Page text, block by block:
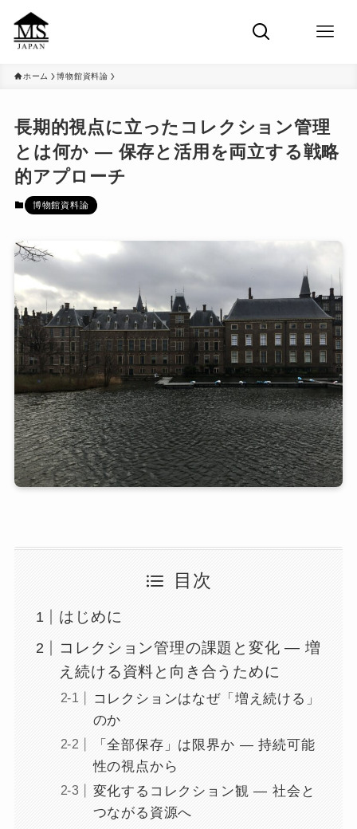
ホーム 博物館資料論
長期的視点に立ったコレクション管理
とは何か ― 保存と活用を両立する戦略
的アプローチ
博物館資料論
目次
はじめに
コレクション管理の課題と変化 ― 増
え続ける資料と向き合うために
コレクションはなぜ「増え続ける」
のか
「全部保存」は限界か ― 持続可能
性の視点から
変化するコレクション観 ― 社会と
つながる資源へ